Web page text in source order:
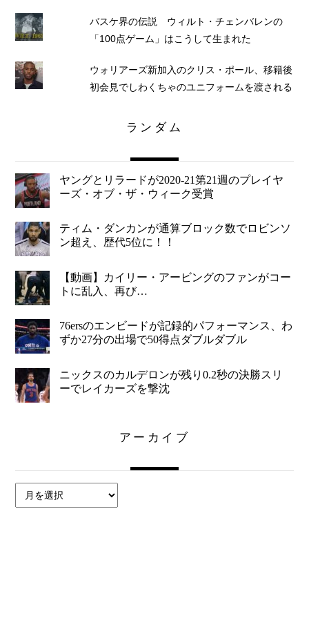
バスケ界の伝説 ウィルト・チェンバレンの
「100点ゲーム」はこうして生まれた
ウォリアーズ新加入のクリス・ポール、移籍後
初会見でしわくちゃのユニフォームを渡される
ランダム
ヤングとリラードが2020-21第21週のプレイヤ
ーズ・オブ・ザ・ウィーク受賞
ティム・ダンカンが通算ブロック数でロビンソ
ン超え、歴代5位に！！
【動画】カイリー・アービングのファンがコー
トに乱入、再び…
76ersのエンビードが記録的パフォーマンス、わ
ずか27分の出場で50得点ダブルダブル
ニックスのカルデロンが残り0.2秒の決勝スリ
ーでレイカーズを撃沈
アーカイブ
ー